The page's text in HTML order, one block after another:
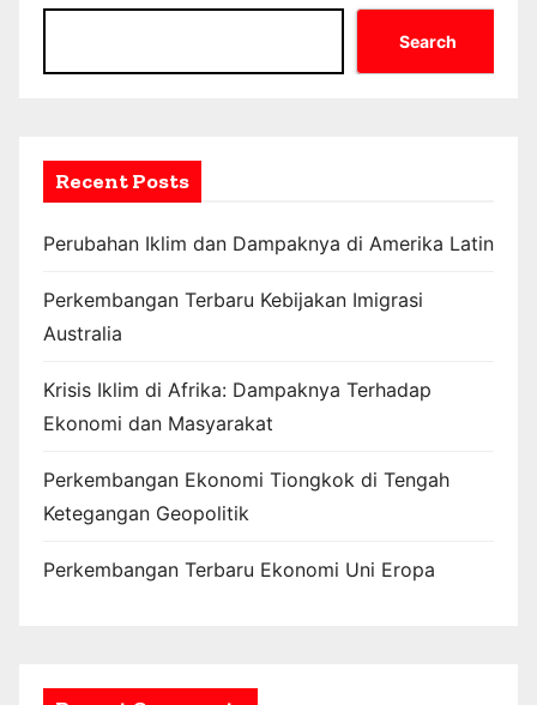
Search
Recent Posts
Perubahan Iklim dan Dampaknya di Amerika Latin
Perkembangan Terbaru Kebijakan Imigrasi
Australia
Krisis Iklim di Afrika: Dampaknya Terhadap
Ekonomi dan Masyarakat
Perkembangan Ekonomi Tiongkok di Tengah
Ketegangan Geopolitik
Perkembangan Terbaru Ekonomi Uni Eropa